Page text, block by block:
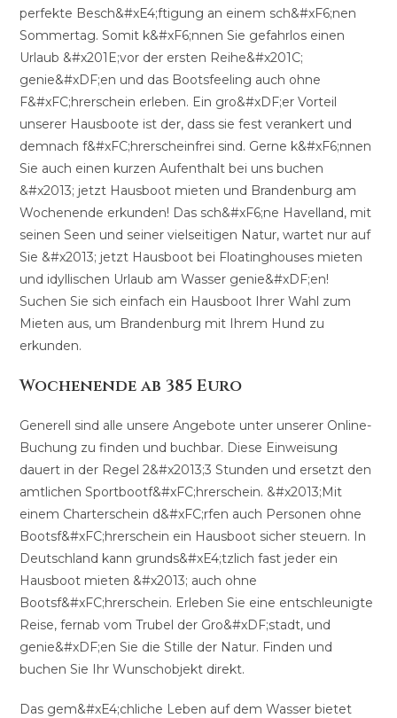
perfekte Besch&#xE4;ftigung an einem sch&#xF6;nen
Sommertag. Somit k&#xF6;nnen Sie gefahrlos einen
Urlaub &#x201E;vor der ersten Reihe&#x201C;
genie&#xDF;en und das Bootsfeeling auch ohne
F&#xFC;hrerschein erleben. Ein gro&#xDF;er Vorteil
unserer Hausboote ist der, dass sie fest verankert und
demnach f&#xFC;hrerscheinfrei sind. Gerne k&#xF6;nnen
Sie auch einen kurzen Aufenthalt bei uns buchen
&#x2013; jetzt Hausboot mieten und Brandenburg am
Wochenende erkunden! Das sch&#xF6;ne Havelland, mit
seinen Seen und seiner vielseitigen Natur, wartet nur auf
Sie &#x2013; jetzt Hausboot bei Floatinghouses mieten
und idyllischen Urlaub am Wasser genie&#xDF;en!
Suchen Sie sich einfach ein Hausboot Ihrer Wahl zum
Mieten aus, um Brandenburg mit Ihrem Hund zu
erkunden.
Wochenende ab 385 Euro
Generell sind alle unsere Angebote unter unserer Online-
Buchung zu finden und buchbar. Diese Einweisung
dauert in der Regel 2&#x2013;3 Stunden und ersetzt den
amtlichen Sportbootf&#xFC;hrerschein. &#x2013;Mit
einem Charterschein d&#xFC;rfen auch Personen ohne
Bootsf&#xFC;hrerschein ein Hausboot sicher steuern. In
Deutschland kann grunds&#xE4;tzlich fast jeder ein
Hausboot mieten &#x2013; auch ohne
Bootsf&#xFC;hrerschein. Erleben Sie eine entschleunigte
Reise, fernab vom Trubel der Gro&#xDF;stadt, und
genie&#xDF;en Sie die Stille der Natur. Finden und
buchen Sie Ihr Wunschobjekt direkt.
Das gem&#xE4;chliche Leben auf dem Wasser bietet